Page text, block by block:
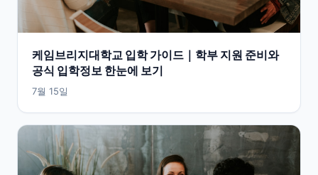
케임브리지대학교 입학 가이드｜학부 지원 준비와
공식 입학정보 한눈에 보기
7월 15일